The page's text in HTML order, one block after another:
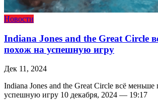
Новости
Indiana Jones and the Great Circle
похож на успешную игру
Дек 11, 2024
Indiana Jones and the Great Circle всё
успешную игру 10 декабря, 2024 — 19:17